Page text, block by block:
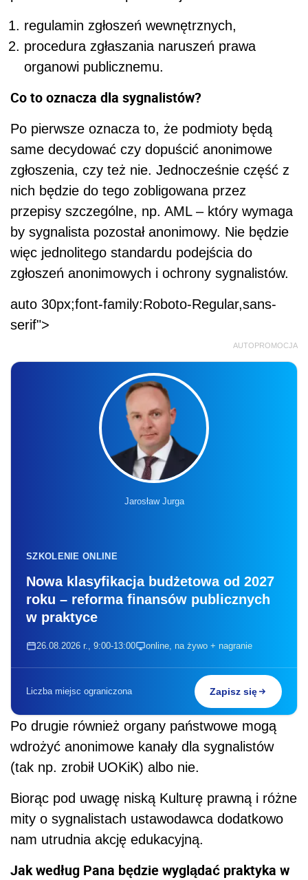
regulamin zgłoszeń wewnętrznych,
procedura zgłaszania naruszeń prawa
organowi publicznemu.
Co to oznacza dla sygnalistów?
Po pierwsze oznacza to, że podmioty będą
same decydować czy dopuścić anonimowe
zgłoszenia, czy też nie. Jednocześnie część z
nich będzie do tego zobligowana przez
przepisy szczególne, np. AML – który wymaga
by sygnalista pozostał anonimowy. Nie będzie
więc jednolitego standardu podejścia do
zgłoszeń anonimowych i ochrony sygnalistów.
auto 30px;font-family:Roboto-Regular,sans-
serif">
AUTOPROMOCJA
Jarosław Jurga
SZKOLENIE ONLINE
Nowa klasyfikacja budżetowa od 2027
roku – reforma finansów publicznych
w praktyce
26.08.2026 r., 9:00-13:00 online, na żywo + nagranie
Liczba miejsc ograniczona Zapisz się
Po drugie również organy państwowe mogą
wdrożyć anonimowe kanały dla sygnalistów
(tak np. zrobił UOKiK) albo nie.
Biorąc pod uwagę niską Kulturę prawną i różne
mity o sygnalistach ustawodawca dodatkowo
nam utrudnia akcję edukacyjną.
Jak według Pana będzie wyglądać praktyka w